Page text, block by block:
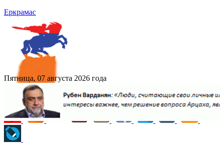
Еркрамас
Пятница, 07 августа 2026 года